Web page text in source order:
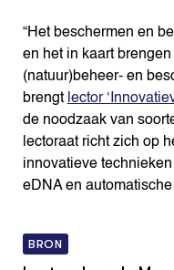
“Het beschermen en
en het in kaart
(natuur)beheer- en
brengt lector
de noodzaak van
lectoraat richt zich op
innovatieve
eDNA en
BRON